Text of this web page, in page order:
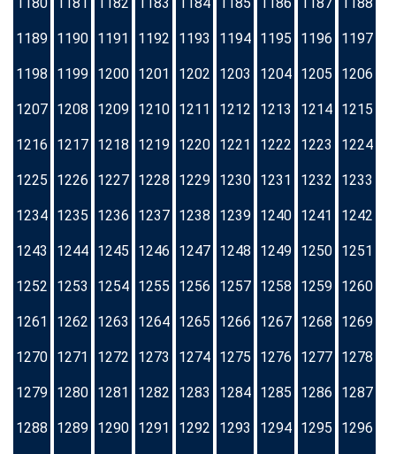
1189 1190 1191 1192 1193 1194 1195 1196 1197
1198 1199 1200 1201 1202 1203 1204 1205 1206
1207 1208 1209 1210 1211 1212 1213 1214 1215
1216 1217 1218 1219 1220 1221 1222 1223 1224
1225 1226 1227 1228 1229 1230 1231 1232 1233
1234 1235 1236 1237 1238 1239 1240 1241 1242
1243 1244 1245 1246 1247 1248 1249 1250 1251
1252 1253 1254 1255 1256 1257 1258 1259 1260
1261 1262 1263 1264 1265 1266 1267 1268 1269
1270 1271 1272 1273 1274 1275 1276 1277 1278
1279 1280 1281 1282 1283 1284 1285 1286 1287
1288 1289 1290 1291 1292 1293 1294 1295 1296